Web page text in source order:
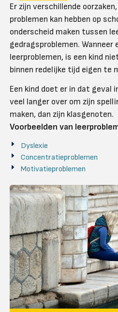
Er zijn verschillende
problemen kan hebben op
onderscheid maken tussen
gedragsproblemen. Wanneer
leerproblemen, is een kind
binnen redelijke tijd eigen te
Een kind doet er in dat geval
veel langer over om zijn
maken, dan zijn klasgenoten.
Voorbeelden van
Dyslexie
Concentratieproblemen
Motivatieproblemen